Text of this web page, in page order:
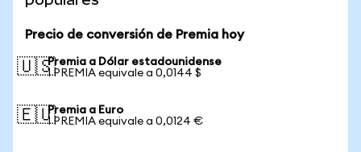
Precio de conversión de Premia hoy
🇺🇸Premia a Dólar estadounidense
1 PREMIA equivale a 0,0144 $
🇪🇺Premia a Euro
1 PREMIA equivale a 0,0124 €